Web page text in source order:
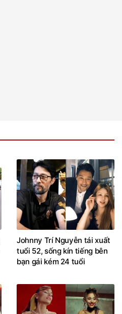
Johnny Trí Nguyễn tái xuất
tuổi 52, sống kín tiếng bên
bạn gái kém 24 tuổi